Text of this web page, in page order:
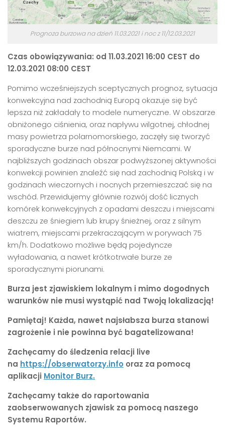
Prognoza burzowa na dzień 11.03.2021 i noc z 11/12.03.2021
Czas obowiązywania: od 11.03.2021 16:00 CEST do
12.03.2021 08:00 CEST
Pomimo wcześniejszych sceptycznych prognoz, sytuacja
konwekcyjna nad zachodnią Europą okazuje się być
lepsza niż zakładały to modele numeryczne. W obszarze
obniżonego ciśnienia, oraz napływu wilgotnej, chłodnej
masy powietrza polarnomorskiego, zaczęły się tworzyć
sporadyczne burze nad północnymi Niemcami. W
najbliższych godzinach obszar podwyższonej aktywności
konwekcji powinien znaleźć się nad zachodnią Polską i w
godzinach wieczornych i nocnych przemieszczać się na
wschód. Przewidujemy głównie rozwój dość licznych
komórek konwekcyjnych z opadami deszczu i miejscami
deszczu ze śniegiem lub krupy śnieżnej, oraz z silnym
wiatrem, miejscami przekraczającym w porywach 75
km/h. Dodatkowo możliwe będą pojedyncze
wyładowania, a nawet krótkotrwałe burze ze
sporadycznymi piorunami.
Burza jest zjawiskiem lokalnym i mimo dogodnych
warunków nie musi wystąpić nad Twoją lokalizacją!
Pamiętaj! Każda, nawet najsłabsza burza stanowi
zagrożenie i nie powinna być bagatelizowana!
Zachęcamy do śledzenia relacji live
na https://obserwatorzy.info oraz za pomocą
aplikacji Monitor Burz.
Zachęcamy także do raportowania
zaobserwowanych zjawisk za pomocą naszego
Systemu Raportów.